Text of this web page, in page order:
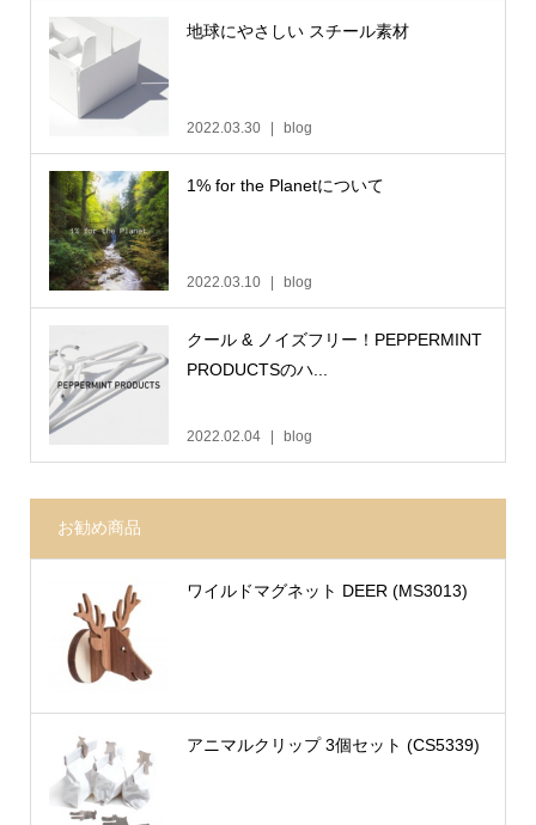
地球にやさしい スチール素材
2022.03.30 blog
1% for the Planetについて
2022.03.10 blog
クール & ノイズフリー！PEPPERMINT
PRODUCTSのハ...
2022.02.04 blog
お勧め商品
ワイルドマグネット DEER (MS3013)
アニマルクリップ 3個セット (CS5339)